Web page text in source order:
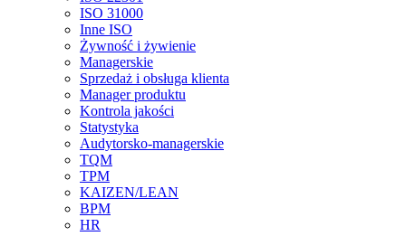
ISO 31000
Inne ISO
Żywność i żywienie
Managerskie
Sprzedaż i obsługa klienta
Manager produktu
Kontrola jakości
Statystyka
Audytorsko-managerskie
TQM
TPM
KAIZEN/LEAN
BPM
HR